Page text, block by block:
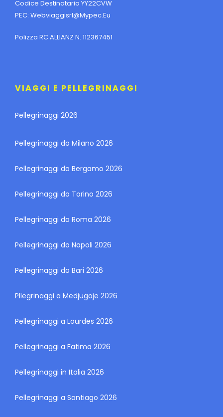
Codice Destinatario YY22CVW
PEC: Webviaggisrl@mypec.eu
Polizza RC ALLIANZ N. 112367451
VIAGGI E PELLEGRINAGGI
Pellegrinaggi 2026
Pellegrinaggi da Milano 2026
Pellegrinaggi da Bergamo 2026
Pellegrinaggi da Torino 2026
Pellegrinaggi da Roma 2026
Pellegrinaggi da Napoli 2026
Pellegrinaggi da Bari 2026
Pllegrinaggi a Medjugoje 2026
Pellegrinaggi a Lourdes 2026
Pellegrinaggi a Fatima 2026
Pellegrinaggi in Italia 2026
Pellegrinaggi a Santiago 2026